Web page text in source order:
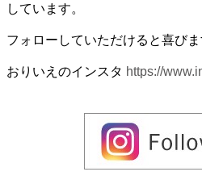
しています。
フォローしていただけると喜びま
おりいえのインスタ https://